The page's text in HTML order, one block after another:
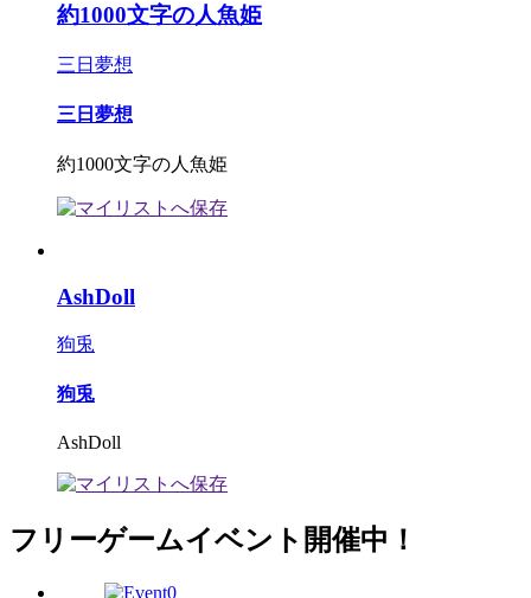
約1000文字の人魚姫
三日夢想
三日夢想
約1000文字の人魚姫
AshDoll
狗兎
狗兎
AshDoll
フリーゲームイベント開催中！